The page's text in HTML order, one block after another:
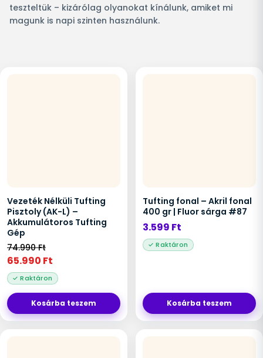
teszteltük – kizárólag olyanokat kínálunk, amiket mi
magunk is napi szinten használunk.
Vezeték Nélküli Tufting
Pisztoly (AK-L) –
Akkumulátoros Tufting
Gép
74.990Ft
65.990 Ft
Kosárba teszem
Tufting fonal – Akril fonal
400 gr | Fluor sárga #87
3.599 Ft
Kosárba teszem